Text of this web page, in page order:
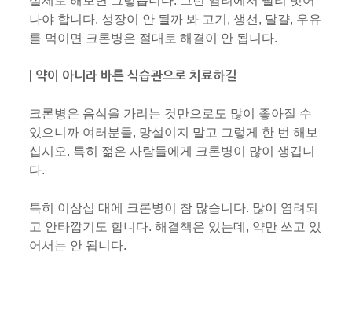
나야 합니다. 성장이 안 될까 봐 고기, 생선, 달걀, 우유
를 먹이면 크론병은 절대로 해결이 안 됩니다.
| 약이 아니라 바른 식습관으로 치료하길
크론병은 음식을 가리는 것만으로도 많이 좋아질 수
있으니까 여러분들, 망설이지 말고 그렇게 한 번 해보
십시오. 특히 젊은 사람들에게 크론병이 많이 생깁니
다.
특히 이삼십 대에 크론병이 참 많습니다. 많이 염려되
고 안타깝기도 합니다. 해결책은 있는데, 약만 쓰고 있
어서는 안 됩니다.